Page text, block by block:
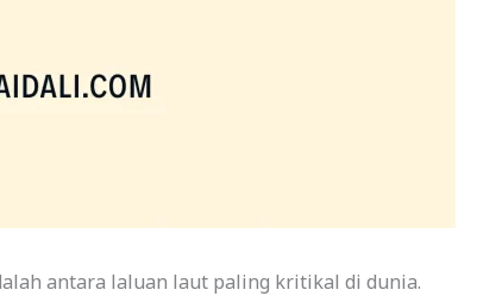
antara laluan laut paling kritikal di dunia.